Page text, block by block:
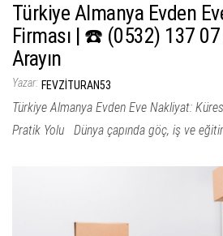
Türkiye Almanya Evden
Firması | ☎️ (0532) 137
Arayın
Yazar: FEVZITURAN53
Türkiye Almanya Evden Eve Nakliyat:
Pratik Yolu Dünya çapında göç, iş ve